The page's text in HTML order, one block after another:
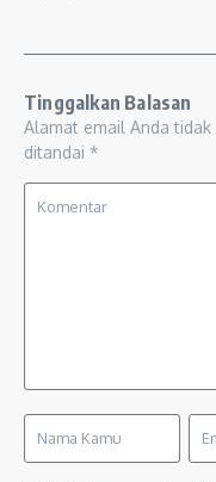
Tinggalkan Balasan
Alamat email Anda
ditandai *